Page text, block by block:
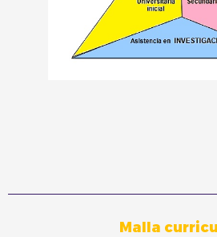
Malla